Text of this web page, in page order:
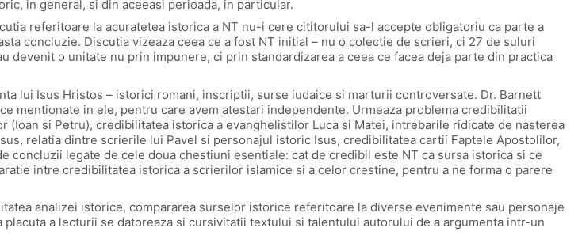
in general, si din aceeasi perioada, in particular.
referitoare la acuratetea istorica a NT nu-i cere cititorului sa-l accepte obligatoriu ca parte a
concluzie. Discutia vizeaza ceea ce a fost NT initial – nu o colectie de scrieri, ci 27 de suluri
o unitate nu prin impunere, ci prin standardizarea a ceea ce facea deja parte din practica
lui Isus Hristos – istorici romani, inscriptii, surse iudaice si marturii controversate. Dr. Barnett
mentionate in ele, pentru care avem atestari independente. Urmeaza problema credibilitatii
si Petru), credibilitatea istorica a evanghelistilor Luca si Matei, intrebarile ridicate de nasterea
relatia dintre scrierile lui Pavel si personajul istoric Isus, credibilitatea cartii Faptele Apostolilor,
legate de cele doua chestiuni esentiale: cat de credibil este NT ca sursa istorica si ce
intre credibilitatea istorica a scrierilor islamice si a celor crestine, pentru a ne forma o parere
analizei istorice, compararea surselor istorice referitoare la diverse evenimente sau personaje
a lecturii se datoreaza si cursivitatii textului si talentului autorului de a argumenta intr-un